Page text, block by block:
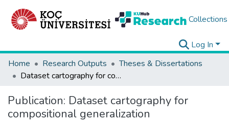
Collections
Log In
Home
Research Outputs
Theses & Dissertations
Dataset cartography for compositional generalization
Publication: Dataset cartography for
compositional generalization